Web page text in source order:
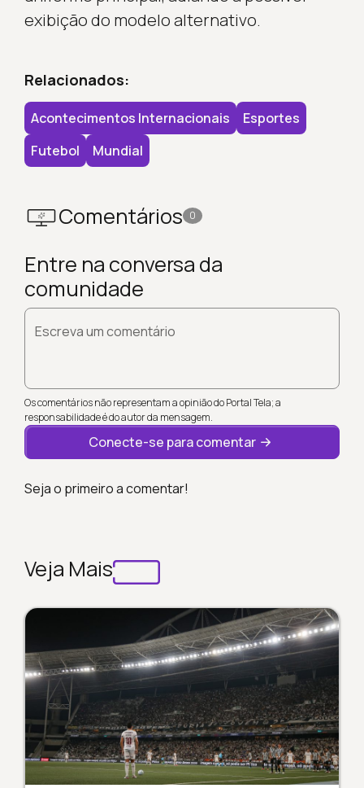
exibição do modelo alternativo.
Relacionados:
Acontecimentos Internacionais
Esportes
Futebol
Mundial
Comentários 0
Entre na conversa da
comunidade
Escreva um comentário
Os comentários não representam a opinião do Portal Tela; a
responsabilidade é do autor da mensagem.
Conecte-se para comentar
Seja o primeiro a comentar!
Veja Mais